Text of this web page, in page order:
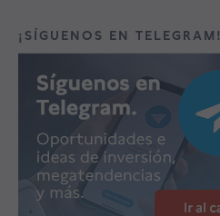
¡SÍGUENOS EN TELEGRAM!